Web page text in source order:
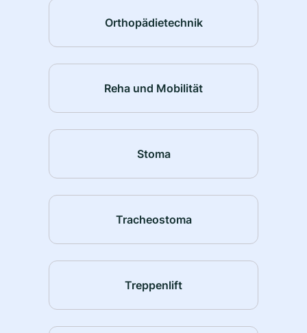
Orthopädietechnik
Reha und Mobilität
Stoma
Tracheostoma
Treppenlift